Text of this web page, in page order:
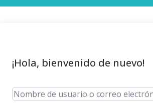
¡Hola, bienvenido de nuevo!